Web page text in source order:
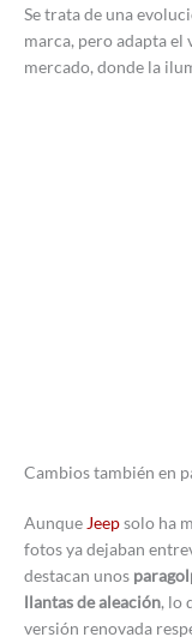
Se trata de una
marca, pero adapta el
mercado, donde la
Cambios también en
Aunque Jeepsolo ha
fotos ya dejaban
destacan unos
llantas de aleación, lo
versión renovada